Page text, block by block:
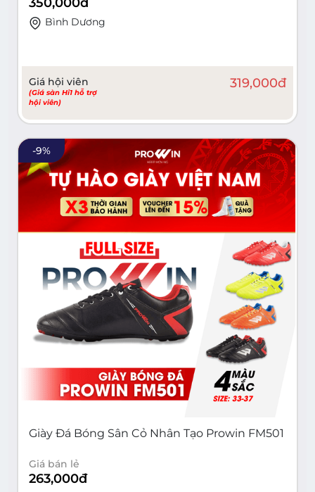
350,000đ
Bình Dương
Giá hội viên
(Giá sàn Hi1 hỗ trợ
hội viên)
319,000đ
-9%
Giày Đá Bóng Sân Cỏ Nhân Tạo Prowin FM501
Giá bán lẻ
263,000đ